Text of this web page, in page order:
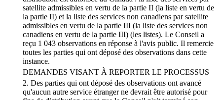
satellite admissibles en vertu de la partie II (la liste en vertu de
la partie II) et la liste des services non canadiens par satellite
admissibles en vertu de la partie III (la liste des services non
canadiens en vertu de la partie III) (les listes). Le Conseil a
reçu 1 043 observations en réponse à l'avis public. Il remercie
toutes les parties qui ont déposé des observations dans cette
instance.
DEMANDES VISANT À REPORTER LE PROCESSUS
2. Des parties qui ont déposé des observations ont avancé
qu'aucun autre service étranger ne devrait être autorisé pour